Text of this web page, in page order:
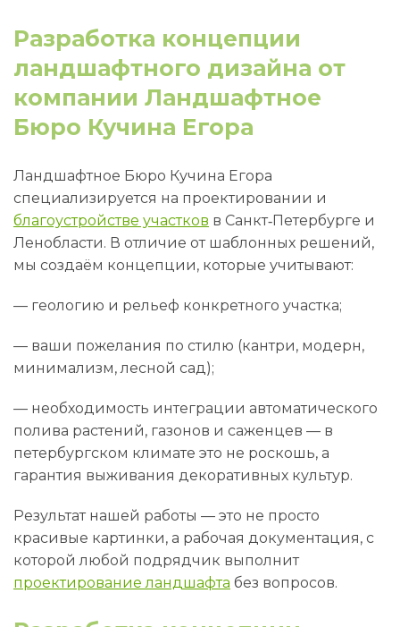
Разработка концепции
ландшафтного дизайна от
компании Ландшафтное
Бюро Кучина Егора
Ландшафтное Бюро Кучина Егора
специализируется на проектировании и
благоустройстве участков в Санкт‑Петербурге и
Ленобласти. В отличие от шаблонных решений,
мы создаём концепции, которые учитывают:
— геологию и рельеф конкретного участка;
— ваши пожелания по стилю (кантри, модерн,
минимализм, лесной сад);
— необходимость интеграции автоматического
полива растений, газонов и саженцев — в
петербургском климате это не роскошь, а
гарантия выживания декоративных культур.
Результат нашей работы — это не просто
красивые картинки, а рабочая документация, с
которой любой подрядчик выполнит
проектирование ландшафта без вопросов.